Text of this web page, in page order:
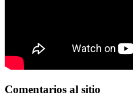
Comentarios al sitio